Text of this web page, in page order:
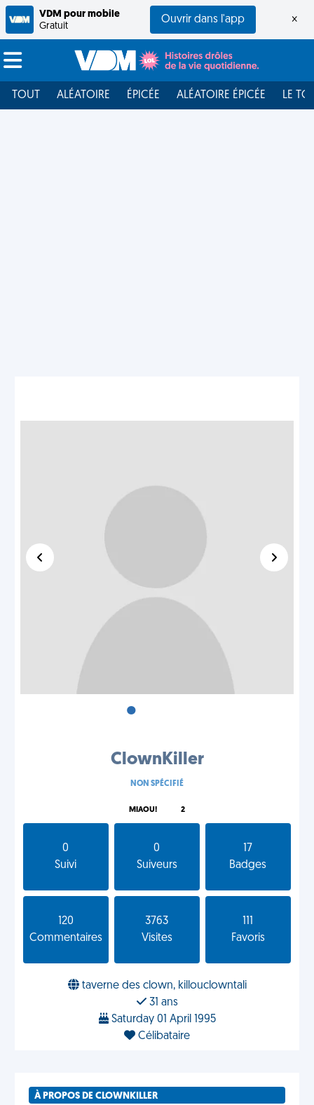
VDM pour mobile
Gratuit
Ouvrir dans l'app ×
TOUT ALÉATOIRE ÉPICÉE ALÉATOIRE ÉPICÉE LE
•
ClownKiller
NON SPÉCIFIÉ
MIAOU! 2
0
Suivi
0
Suiveurs
17
Badges
120
Commentaires
3763
Visites
Favoris
taverne des clown, killouclowntali
31 ans
Saturday 01 April 1995
Célibataire
À PROPOS DE CLOWNKILLER